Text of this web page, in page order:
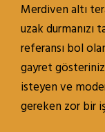
Merdiven altı
uzak
referansı bol
gayret
isteyen ve
gereken zor bir